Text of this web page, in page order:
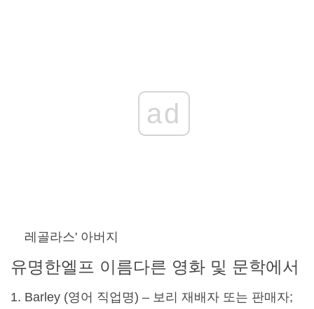
ad
레골라스' 아버지
유명한엘프 이름다른 영화 및 문학에서
Barley (영어 직업명) – 보리 재배자 또는 판매자;